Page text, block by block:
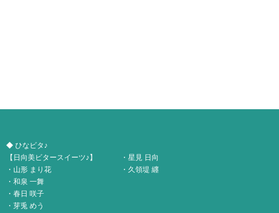
◆ ひなビタ♪
【日向美ビタースイーツ♪】
・山形 まり花
・和泉 一舞
・春日 咲子
・芽兎 めう
・星見 日向
・久領堤 纒